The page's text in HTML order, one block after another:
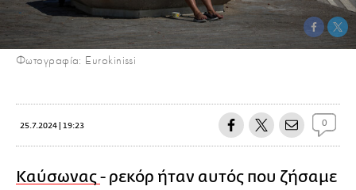
Φωτογραφία: Eurokinissi
25.7.2024 | 19:23 0
Καύσωνας- ρεκόρ ήταν αυτός που ζήσαμε